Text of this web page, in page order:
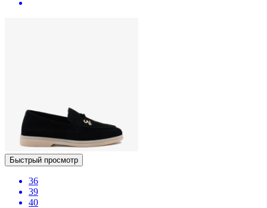
Быстрый просмотр
36
39
40